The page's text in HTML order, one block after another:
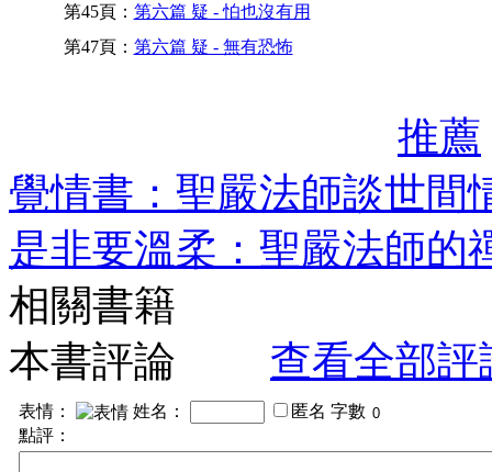
第45頁： 第六篇 疑 - 怕也沒有用
第47頁： 第六篇 疑 - 無有恐怖
推薦
覺情書：聖嚴法師談世
是非要溫柔：聖嚴法師
相關書籍
本書評論
查看全部評
表情： 姓名： 匿名 字數
點評：